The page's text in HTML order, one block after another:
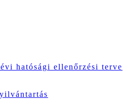
hatósági ellenőrzési terve